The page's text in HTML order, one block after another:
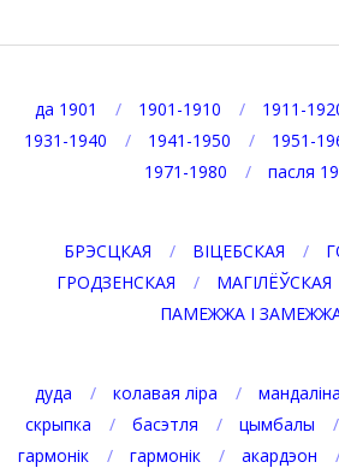
да 1901 1901-1910 1911-
1931-1940
1941-1950 1951-
1971-1980
пасля
БРЭСЦКАЯ ВІЦЕБСКАЯ
ГРОДЗЕНСКАЯ
МАГІЛЁЎСКАЯ
ПАМЕЖЖА І
дуда колавая ліра мандаліна
скрыпка
басэтля цымбалы
гармонік
гармонік акардэон